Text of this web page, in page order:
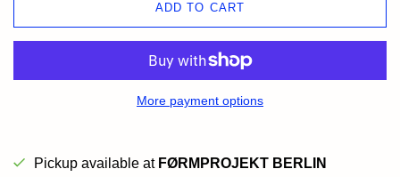
ADD TO CART
More payment options
Pickup available at FØRMPROJEKT BERLIN